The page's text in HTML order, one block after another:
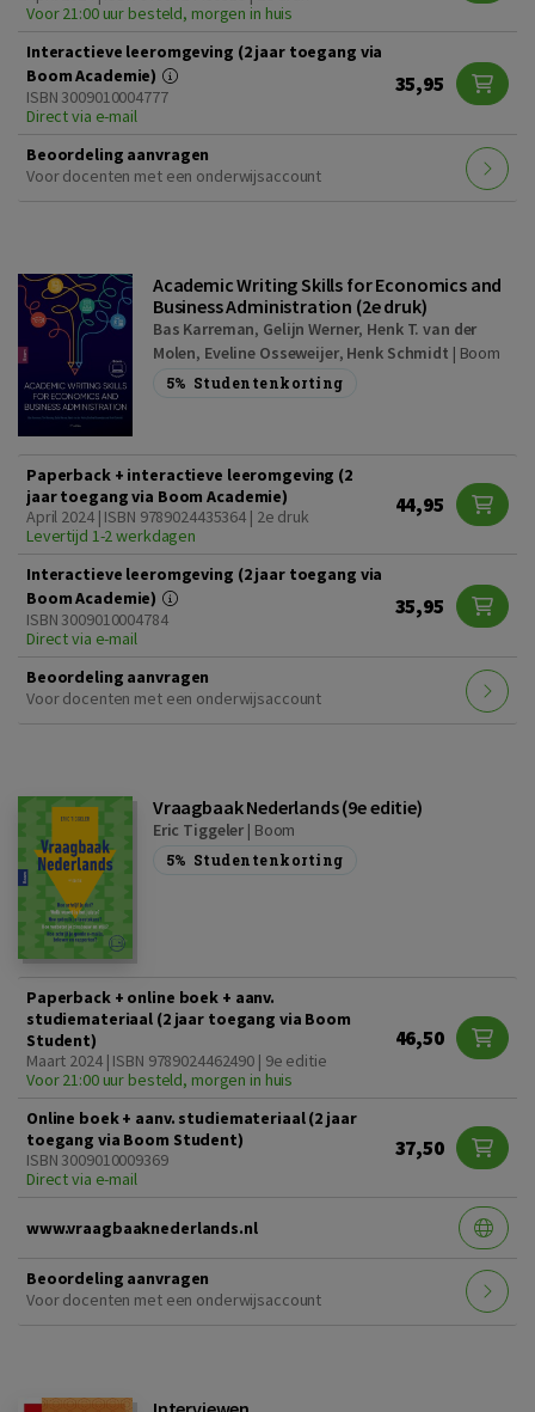
Voor 21:00 uur besteld, morgen in huis
Interactieve leeromgeving (2 jaar toegang via
Boom Academie)
ISBN 3009010004777
Direct via e-mail
35,95
Beoordeling aanvragen
Voor docenten met een onderwijsaccount
Academic Writing Skills for Economics and
Business Administration (2e druk)
Bas Karreman, Gelijn Werner, Henk T. van der
Molen, Eveline Osseweijer, Henk Schmidt | Boom
5% Studentenkorting
Paperback + interactieve leeromgeving (2
jaar toegang via Boom Academie)
April 2024 | ISBN 9789024435364 | 2e druk
Levertijd 1-2 werkdagen
44,95
Interactieve leeromgeving (2 jaar toegang via
Boom Academie)
ISBN 3009010004784
Direct via e-mail
35,95
Beoordeling aanvragen
Voor docenten met een onderwijsaccount
Vraagbaak Nederlands (9e editie)
Eric Tiggeler | Boom
5% Studentenkorting
Paperback + online boek + aanv.
studiemateriaal (2 jaar toegang via Boom
Student)
Maart 2024 | ISBN 9789024462490 | 9e editie
Voor 21:00 uur besteld, morgen in huis
46,50
Online boek + aanv. studiemateriaal (2 jaar
toegang via Boom Student)
ISBN 3009010009369
Direct via e-mail
37,50
www.vraagbaaknederlands.nl
Beoordeling aanvragen
Voor docenten met een onderwijsaccount